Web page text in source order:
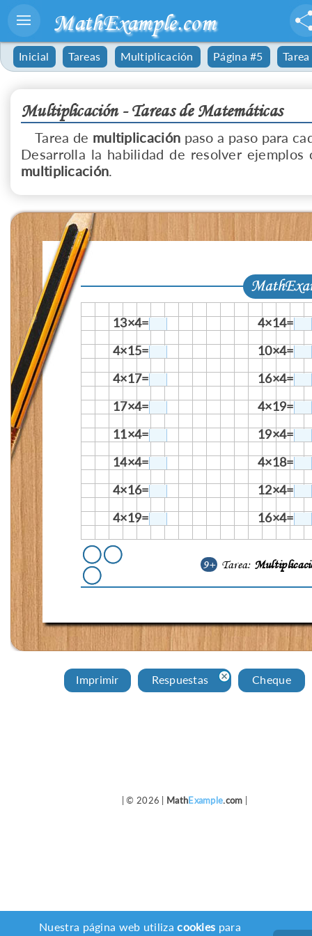
MathExample.com
Inicial Tareas Multiplicación Página #5
Multiplicación - Tareas de Matemáticas
Tarea de multiplicación paso a paso para
Desarrolla la habilidad de resolver ejemplos
multiplicación.
13×4=
4×14=
4×15=
10×4=
4×17=
16×4=
17×4=
4×19=
11×4=
19×4=
14×4=
4×18=
4×16=
12×4=
4×19=
16×4=
9+ Tarea:
Imprimir Respuestas Cheque
| © 2026 | MathExample.com
Nuestra página web utilizacookies para